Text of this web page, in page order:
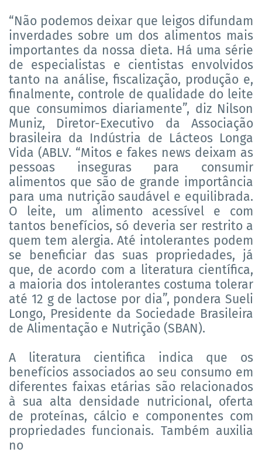
“Não podemos deixar que leigos difundam
inverdades sobre um dos alimentos mais
importantes da nossa dieta. Há uma série
de especialistas e cientistas envolvidos
tanto na análise, fiscalização, produção e,
finalmente, controle de qualidade do leite
que consumimos diariamente”, diz Nilson
Muniz, Diretor-Executivo da Associação
brasileira da Indústria de Lácteos Longa
Vida (ABLV. “Mitos e fakes news deixam as
pessoas inseguras para consumir
alimentos que são de grande importância
para uma nutrição saudável e equilibrada.
O leite, um alimento acessível e com
tantos benefícios, só deveria ser restrito a
quem tem alergia. Até intolerantes podem
se beneficiar das suas propriedades, já
que, de acordo com a literatura científica,
a maioria dos intolerantes costuma tolerar
até 12 g de lactose por dia”, pondera Sueli
Longo, Presidente da Sociedade Brasileira
de Alimentação e Nutrição (SBAN).
A literatura cientifica indica que os
benefícios associados ao seu consumo em
diferentes faixas etárias são relacionados
à sua alta densidade nutricional, oferta
de proteínas, cálcio e componentes com
propriedades funcionais. Também auxilia
no